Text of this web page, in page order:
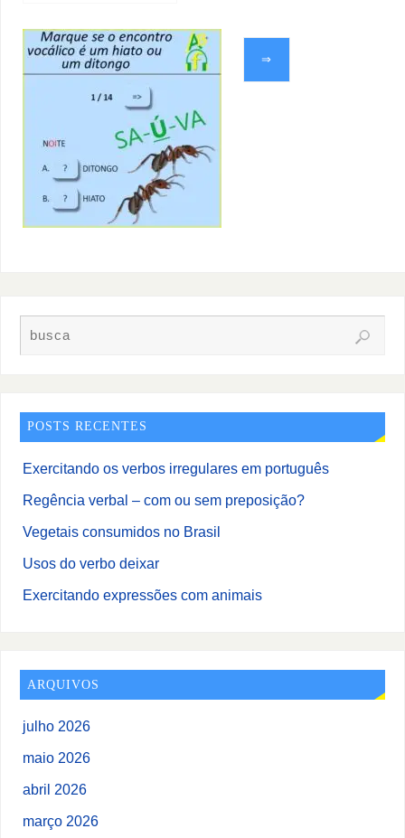
⇒
POSTS RECENTES
Exercitando os verbos irregulares em português
Regência verbal – com ou sem preposição?
Vegetais consumidos no Brasil
Usos do verbo deixar
Exercitando expressões com animais
ARQUIVOS
julho 2026
maio 2026
abril 2026
março 2026